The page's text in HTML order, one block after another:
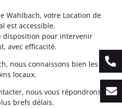
Wahlbach, votre Location de
est accessible.
disposition pour intervenir
avec efficacité.
nous connaissons bien les
locaux.
nous vous répondrons
brefs délais.